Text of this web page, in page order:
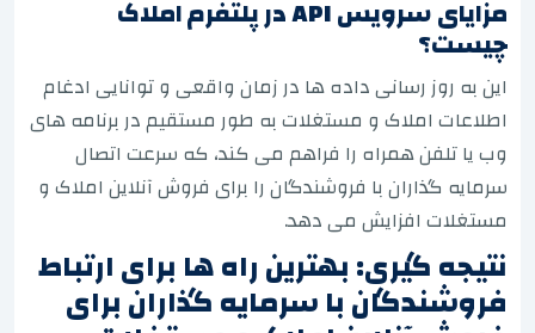
مزایای سرویس API در پلتفرم املاک
چیست؟
این به روز رسانی داده ها در زمان واقعی و توانایی ادغام
اطلاعات املاک و مستغلات به طور مستقیم در برنامه های
وب یا تلفن همراه را فراهم می کند، که سرعت اتصال
سرمایه گذاران با فروشندگان را برای فروش آنلاین املاک و
مستغلات افزایش می دهد.
نتیجه گیری: بهترین راه ها برای ارتباط
فروشندگان با سرمایه گذاران برای